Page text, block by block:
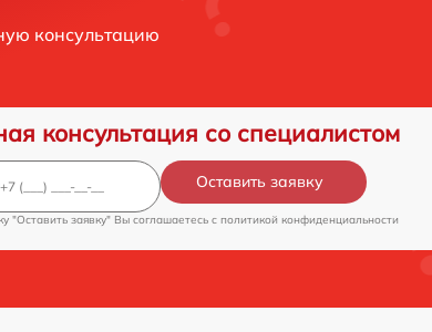
консультацию
консультация со специалистом
Оставить заявку
"Оставить заявку" Вы соглашаетесь c политикой конфиденциальности